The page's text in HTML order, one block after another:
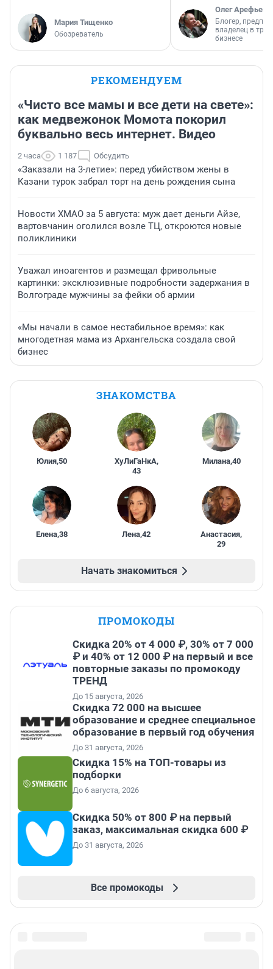
Мария Тищенко
Обозреватель
Олег Арефьев
Блогер,
владелец в
бизнесе
РЕКОМЕНДУЕМ
«Чисто все мамы и все дети на свете»:
как медвежонок Момота покорил
буквально весь интернет. Видео
2 часа 1 187 Обсудить
«Заказали на 3-летие»: перед убийством жены в
Казани турок забрал торт на день рождения сына
Новости ХМАО за 5 августа: муж дает деньги Айзе,
вартовчанин оголился возле ТЦ, откроются новые
поликлиники
Уважал иноагентов и размещал фривольные
картинки: эксклюзивные подробности задержания в
Волгограде мужчины за фейки об армии
«Мы начали в самое нестабильное время»: как
многодетная мама из Архангельска создала свой
бизнес
ЗНАКОМСТВА
Юлия,50 ХуЛиГаНкА,
43
Милана,40
Елена,38 Лена,42 Анастасия,
29
Начать знакомиться
ПРОМОКОДЫ
Скидка 20% от 4 000 ₽, 30% от 7 000
₽ и 40% от 12 000 ₽ на первый и все
повторные заказы по промокоду
ТРЕНД
До 15 августа, 2026
Скидка 72 000 на высшее
образование и среднее специальное
образование в первый год обучения
До 31 августа, 2026
Скидка 15% на ТОП-товары из
подборки
До 6 августа, 2026
Скидка 50% от 800 ₽ на первый
заказ, максимальная скидка 600 ₽
До 31 августа, 2026
Все промокоды